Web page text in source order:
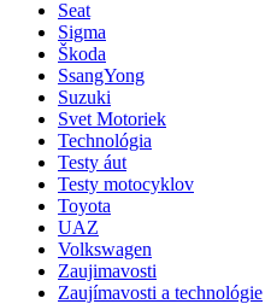
Seat
Sigma
Škoda
SsangYong
Suzuki
Svet Motoriek
Technológia
Testy áut
Testy motocyklov
Toyota
UAZ
Volkswagen
Zaujimavosti
Zaujímavosti a technológie